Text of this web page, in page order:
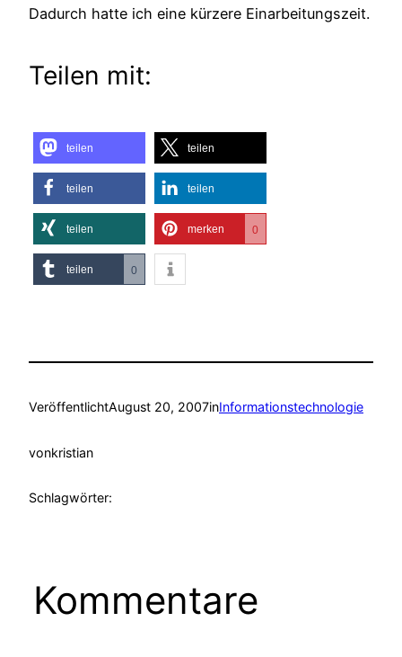
Dadurch hatte ich eine kürzere Einarbeitungszeit.
Teilen mit:
teilen teilen
teilen teilen
teilen merken 0
teilen 0
VeröffentlichtAugust 20, 2007inInformationstechnologie
vonkristian
Schlagwörter:
Kommentare